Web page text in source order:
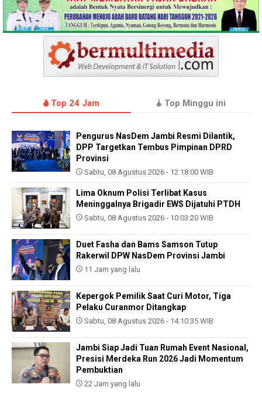
Top 24 Jam Top Minggu ini
Pengurus NasDem Jambi Resmi Dilantik,
DPP Targetkan Tembus Pimpinan DPRD
Provinsi
Sabtu, 08 Agustus 2026 - 12:18:00 WIB
Lima Oknum Polisi Terlibat Kasus
Meninggalnya Brigadir EWS Dijatuhi PTDH
Sabtu, 08 Agustus 2026 - 10:03:20 WIB
Duet Fasha dan Bams Samson Tutup
Rakerwil DPW NasDem Provinsi Jambi
11 Jam yang lalu
Kepergok Pemilik Saat Curi Motor, Tiga
Pelaku Curanmor Ditangkap
Sabtu, 08 Agustus 2026 - 14:10:35 WIB
Jambi Siap Jadi Tuan Rumah Event Nasional,
Presisi Merdeka Run 2026 Jadi Momentum
Pembuktian
22 Jam yang lalu